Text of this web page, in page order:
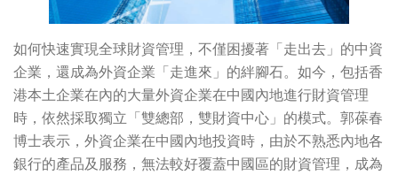
如何快速實現全球財資管理，不僅困擾著「走出去」的中資
企業，還成為外資企業「走進來」的絆腳石。如今，包括香
港本土企業在內的大量外資企業在中國內地進行財資管理
時，依然採取獨立「雙總部，雙財資中心」的模式。郭葆春
博士表示，外資企業在中國內地投資時，由於不熟悉內地各
銀行的產品及服務，無法較好覆蓋中國區的財資管理，成為